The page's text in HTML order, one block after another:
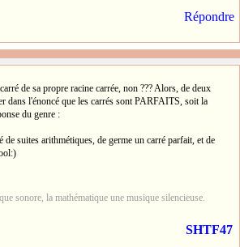
Répondre
de sa propre racine carrée, non ??? Alors, de deux
dans l'énoncé que les carrés sont PARFAITS, soit la
du genre :
suites arithmétiques, de germe un carré parfait, et de
sonore, la mathématique une musique silencieuse.
SHTF47